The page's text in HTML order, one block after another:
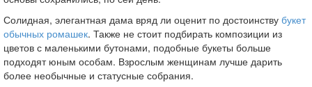
Солидная, элегантная дама вряд ли оценит по достоинству букет
обычных ромашек. Также не стоит подбирать композиции из
цветов с маленькими бутонами, подобные букеты больше
подходят юным особам. Взрослым женщинам лучше дарить
более необычные и статусные собрания.